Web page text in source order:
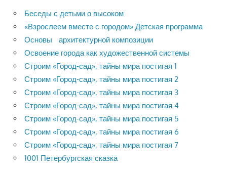
Беседы с детьми о высоком
«Взрослеем вместе с городом» Детская программа
Основы архитектурной композиции
Освоение города как художественной системы
Строим «Город-сад», тайны мира постигая 1
Строим «Город-сад», тайны мира постигая 2
Строим «Город-сад», тайны мира постигая 3
Строим «Город-сад», тайны мира постигая 4
Строим «Город-сад», тайны мира постигая 5
Строим «Город-сад», тайны мира постигая 6
Строим «Город-сад», тайны мира постигая 7
1001 Петербургская сказка